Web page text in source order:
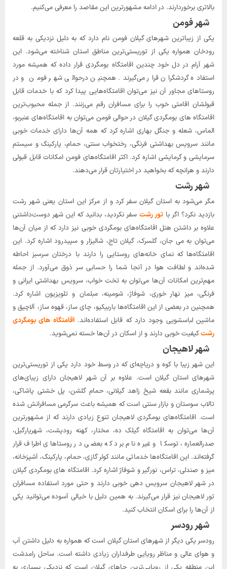
بالاتری برخوردارند. در ادامه مشهورترین این مقاصد را معرفی می‌کنیم.
شهر فومن
یکی از زیباترین شهرهای گیلان فومن نام دارد که به دلیل نزدیکی به قلعه
رودخان همواره یکی از توریستی‌ترین مناطق استان شناخته می‌شود. این
شهر آرام در دل خود چندین اقامتگاه بومگردی قرار داده که همیشه مورد
استفاده گردشگران قرار می‌گیرند. همچنین درحوالی شهر فومن و در
روستاهای مجاور آن نیز می‌توان اقامتگاه‌هایی پیدا کرد که با خدمات قابل
قبولشان اقامتی خوب را برای مسافران رقم می‌زنند. از جمله محبوب‌ترین
اقامتگاه های بومگردی گیلان در حوالی فومن می‌توان به اقامتگاه‌های عنبربو،
الماس، شعله و جنگل بهاری اشاره کرد که همه آن‌ها دارای خدمات خوبی
مانند سرویس بهداشتی فرنگی، رختخواب سنتی، حمام، پارکینگ و سیستم
سرمایشی و گرمایشی اشاره کرد. اکثر اقامتگاه‌های فومن امکانات قابل قبولی
دارند و هرانچه که بخواهید در اختیارتان قرار می‌دهند.
شهر رشت
مگر می‌شود به استان گیلان سفر کرد و از مرکز این استان یعنی شهر رشت
بازدید نکرد؟ اگر با تور رشت سفر نکردید، بدانید که این شهر دوست‌داشتنی
علاوه بر داشتن هتل اقامتگاه‌های بومگردی خوبی نیز دارد که از میان آن‌ها
می‌توان به می جان، گلسرک، گیلان تاج، شالیزار و سپیدرود اشاره کرد. این
اقامتگاه‌ها که نمای خانه‌های روستایی را دارند با درختان سرسبز احاطه
شده‌اند و لطافت هوا در آنجا شما را حسابی سر ذوق می‌آورد. از جمله
مهم‌ترین امکانات آن‌ها می‌توان به تخت خواب، سرویس بهداشتی ایرانی و
فرنگی، میز نهار خوری، شوفاژ، شومینه، مبلمان و تلویزیون اشاره کرد.
همچنین در بعضی از این اقامتگاه‌ها باربیکیو، چای ساز، قهوه ساز، آلاچیق و
ماشین لباسشویی وجود دارد که قابل استفاده‌اند.اقامتگاه های بومگردی
رشتکیفیت خوبی دارند و از اسکان در آن‌ها خسته نمی‌شوید.
شهر لاهیجان
این شهر زیبا با کوه‌ و دریاچه‌ای که در وسط خود دارد یکی از توریستی‌ترین
شهرهای استان گیلان است. علاوه بر آن شهر لاهیجان دارای زیبای‌های
پرشماری مانند بقعه شیخ زاهد گیلانی، حمام گلشن، پل خشتی پاشاکی،
تالاب سوستان و بازار سنتی است که همیشه باعث سرگرمی مسافرانش شده
است. اقامتگاه‌های بومگردی لاهیجان تنوع زیادی دارند که از مشهورترین
آن‌ها می‌توان به اقامتگاه گیلک ده، مختار، کهنه رودپشت، شهریارگیل،
صدرالعماره، توسکا و غیره نام برد که بعضی در روستاهای اطراف قرار
گرفته‌اند. این اقامتگاه‌ها خدماتی مانند کولر گازی، حمام، پارکینگ، آشپزخانه،
میز و صندلی، تراس، نورگیر و شوفاژ اشاره کرد. اقامتگاه های بومگردی گیلان
در شهر لاهیجان سرویس دهی خوبی دارند و حتی مورد استفاده مسافران
تور لاهیجان نیز قرار می‌گیرند. به همین دلیل با خیالی آسوده می‌توانید یکی
از آن‌ها را برای اسکان انتخاب کنید.
شهر رودسر
رودسر یکی دیگر از شهرهای استان گیلان است که همواره به دلیل داشتن آب
و هوای عالی و مناظر رویایی طرفداران زیادی داشته است. ساحل رامدشت